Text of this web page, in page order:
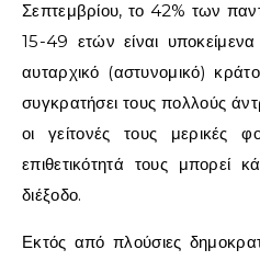
Σεπτεμβρίου, το 42% των
15-49 ετών είναι
αυταρχικό (αστυνομικό)
συγκρατήσει τους πολλούς
οι γείτονές τους μερικές
επιθετικότητά τους μπορεί
διέξοδο.
Εκτός από πλούσιες